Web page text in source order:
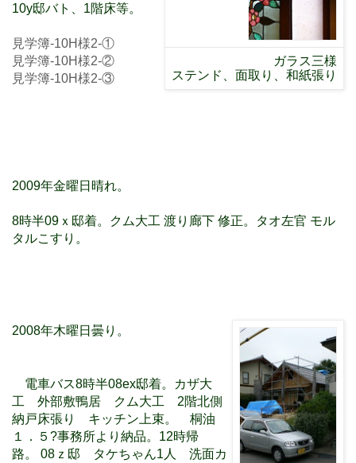
ガラス三様
ステンド、面取り、和紙張り
10y邸バト、 1階床等。
見学簿-10H様2-①
見学簿-10H様2-②
見学簿-10H様2-③
2009年金曜日 晴れ。
8時半09 ｘ邸着。クム大工 渡り廊下 修正。タオ左官 モル
タルこすり。
2008年木曜日曇り。
電車バス8時半08ex邸着。カザ大
工 外部敷鴨居 クム大工 2階北側
納戸床張り キッチン上束。 桐油
１．５?事務所より納品。 12時帰
路。
08 ｚ邸 タケちゃん1 人 洗面カ